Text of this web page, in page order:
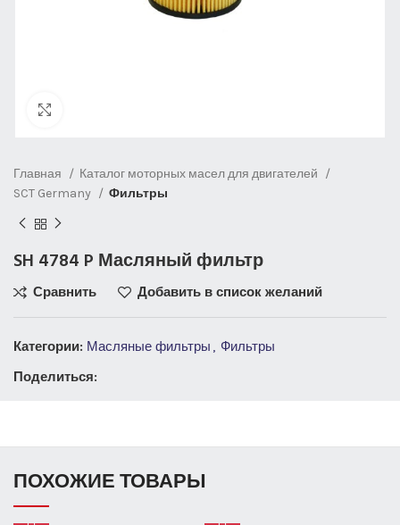
Главная
Каталог моторных масел для двигателей
SCT Germany
Фильтры
SH 4784 P Масляный фильтр
Сравнить Добавить в список желаний
Категории: Масляные фильтры
Фильтры
Поделиться:
ПОХОЖИЕ ТОВАРЫ